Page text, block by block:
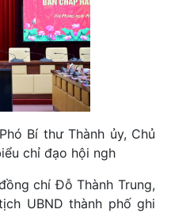
Bí thư Thành ủy, Chủ
chỉ đạo hội ngh
chí Đỗ Thành Trung,
UBND thành phố ghi